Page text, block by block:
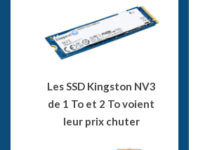
Les SSD Kingston NV3
de 1 To et 2 To voient
leur prix chuter